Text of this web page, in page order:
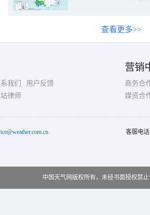
查看更多>>
我们
用户反馈
律师
营销
商务合
媒资合
客服电
中国天气网版权所有，未经书面授权